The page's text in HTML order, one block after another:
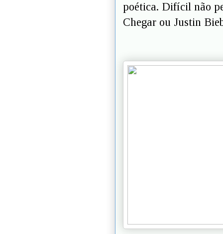
poética. Difícil não
Chegar ou Justin